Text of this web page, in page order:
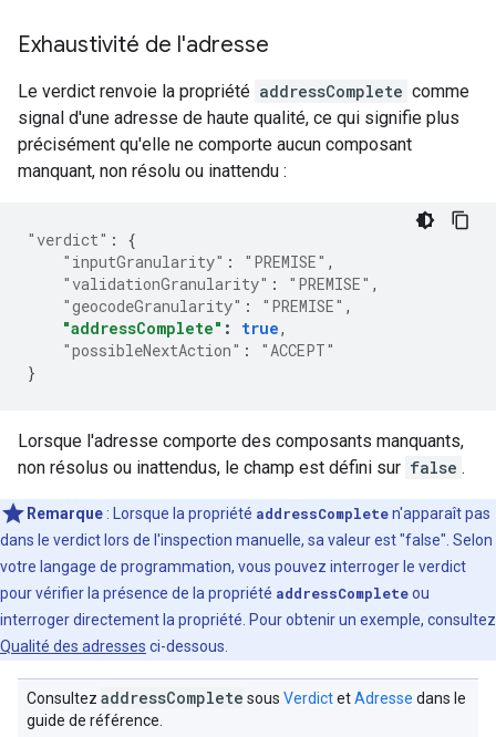
Exhaustivité de l'adresse
Le verdict renvoie la propriété addressComplete comme
signal d'une adresse de haute qualité, ce qui signifie plus
précisément qu'elle ne comporte aucun composant
manquant, non résolu ou inattendu :
"verdict" :
{
"inputGranularity" : "PREMISE" ,
"validationGranularity" : "PREMISE" ,
"geocodeGranularity" : "PREMISE" ,
"addressComplete" : true,
"possibleNextAction" :
"ACCEPT"
}
Lorsque l'adresse comporte des composants manquants,
non résolus ou inattendus, le champ est défini sur false .
Remarque : Lorsque la propriété addressCompleten'apparaît pas
dans le verdict lors de l'inspection manuelle, sa valeur est "false". Selon
votre langage de programmation, vous pouvez interroger le verdict
pour vérifier la présence de la propriété addressCompleteou
interroger directement la propriété. Pour obtenir un exemple, consultez
Qualité des adresses ci-dessous.
Consultez addressComplete sous VerdictetAdresse dans le
guide de référence.